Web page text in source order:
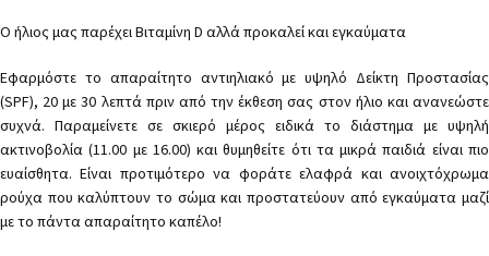
Ο ήλιος μας παρέχει Βιταμίνη D αλλά προκαλεί και εγκαύματα
Εφαρμόστε το απαραίτητο αντιηλιακό με υψηλό Δείκτη Προστασίας
(SPF), 20 με 30 λεπτά πριν από την έκθεση σας στον ήλιο και ανανεώστε
συχνά. Παραμείνετε σε σκιερό μέρος ειδικά το διάστημα με υψηλή
ακτινοβολία (11.00 με 16.00) και θυμηθείτε ότι τα μικρά παιδιά είναι πιο
ευαίσθητα. Είναι προτιμότερο να φοράτε ελαφρά και ανοιχτόχρωμα
ρούχα που καλύπτουν το σώμα και προστατεύουν από εγκαύματα μαζί
με το πάντα απαραίτητο καπέλο!